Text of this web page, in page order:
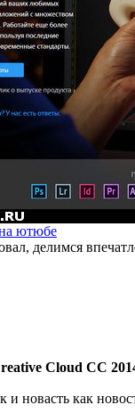
ютюбе
делимся
Cloud CC
и новасть как